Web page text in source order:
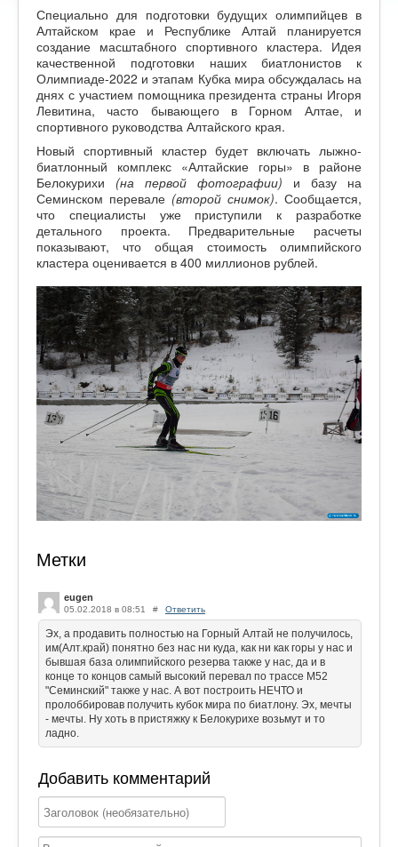
Специально для подготовки будущих олимпийцев в
Алтайском крае и Республике Алтай планируется
создание масштабного спортивного кластера. Идея
качественной подготовки наших биатлонистов к
Олимпиаде-2022 и этапам Кубка мира обсуждалась на
днях с участием помощника президента страны Игоря
Левитина, часто бывающего в Горном Алтае, и
спортивного руководства Алтайского края.
Новый спортивный кластер будет включать лыжно-
биатлонный комплекс «Алтайские горы» в районе
Белокурихи (на первой фотографии) и базу на
Семинском перевале (второй снимок). Сообщается,
что специалисты уже приступили к разработке
детального проекта. Предварительные расчеты
показывают, что общая стоимость олимпийского
кластера оценивается в 400 миллионов рублей.
Метки
eugen
05.02.2018 в 08:51 # Ответить
Эх, а продавить полностью на Горный Алтай не получилось,
им(Алт.край) понятно без нас ни куда, как ни как горы у нас и
бывшая база олимпийского резерва также у нас, да и в
конце то концов самый высокий перевал по трассе М52
"Семинский" также у нас. А вот построить НЕЧТО и
пролоббировав получить кубок мира по биатлону. Эх, мечты
- мечты. Ну хоть в пристяжку к Белокурихе возьмут и то
ладно.
Добавить комментарий